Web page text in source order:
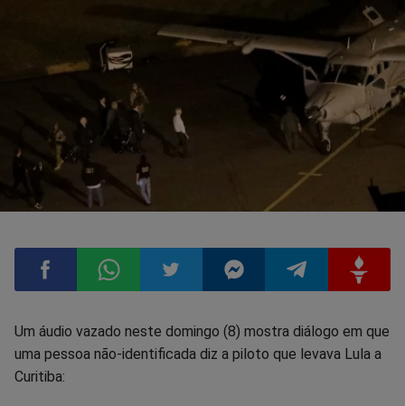
Compartilhar
no
CompartilharCompartilharCompartilharCompartilhar
Um áudio vazado neste domingo (8) mostra diálogo em que
uma pessoa não-identificada diz a piloto que levava Lula a
Curitiba: